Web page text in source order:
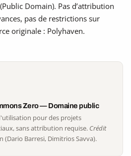
Domain). Pas d’attribution
pas de restrictions sur
originale : Polyhaven.
Zero — Domaine public
pour des projets
sans attribution requise. Crédit
(Dario Barresi, Dimitrios Savva).